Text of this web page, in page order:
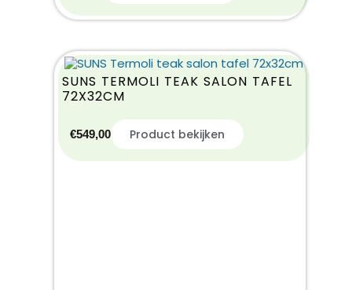
SUNS TERMOLI TEAK SALON TAFEL
72X32CM
€549,00 Product bekijken